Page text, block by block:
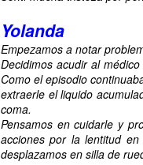
Yolanda
Empezamos a notar
Decidimos acudir al
Como el episodio
extraerle el liquido
coma.
Pensamos en cuidarle y
acciones por la lentitud
desplazamos en silla de
JUL
24
💖¡¡¡ El
jabones
Cada